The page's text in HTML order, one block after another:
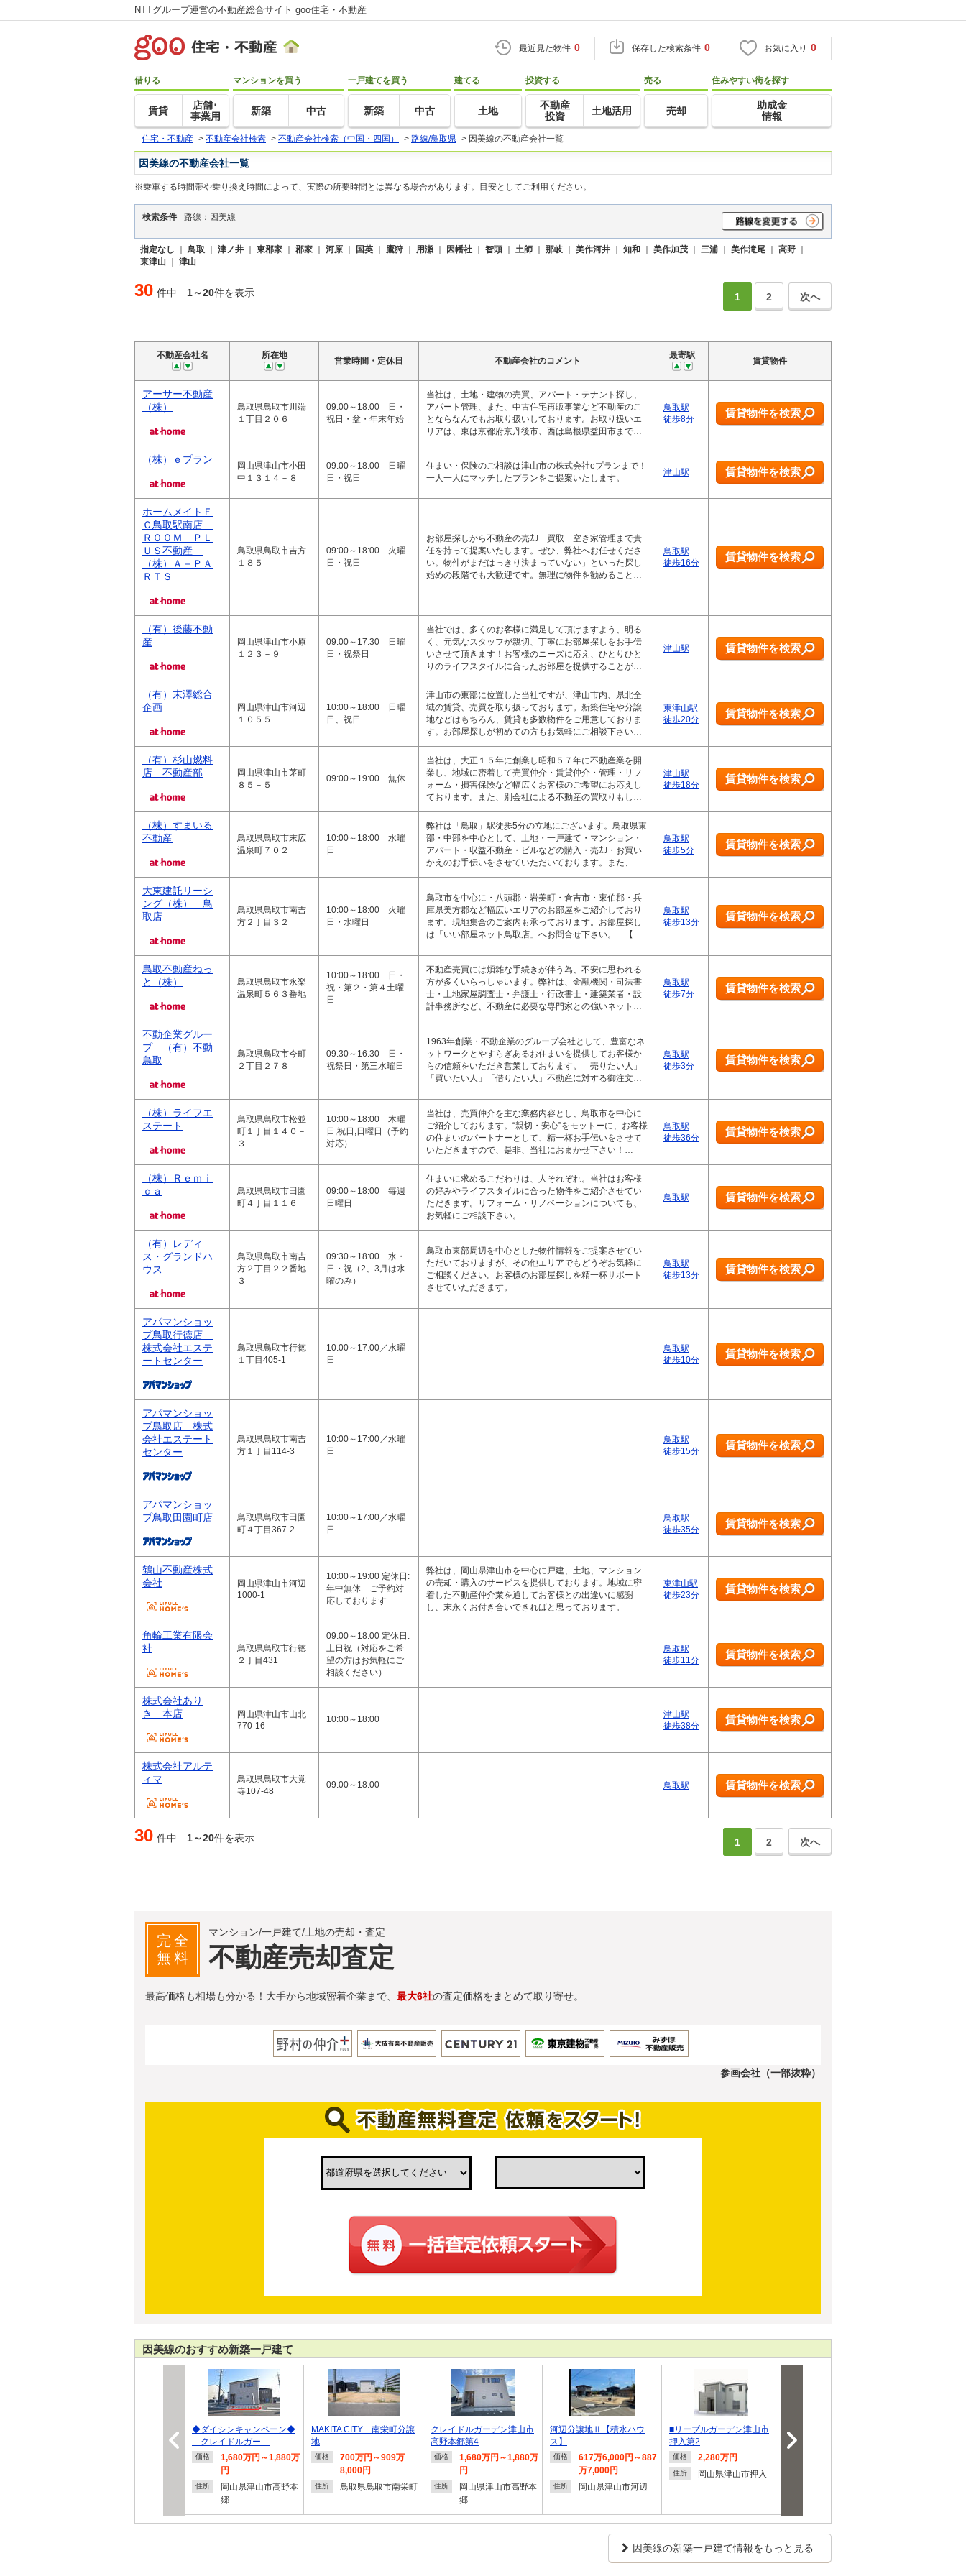
NTTグループ運営の不動産総合サイト goo住宅・不動産
最近見た物件 0 保存した検索条件 0 お気に入り 0
借りる
賃貸
店舗･
事業用
マンションを買う
新築 中古
一戸建てを買う
新築 中古
建てる
土地
投資する
不動産
投資
土地活用
売る
売却
住みやすい街を探す
助成金
情報
住宅・不動産 > 不動産会社検索 > 不動産会社検索（中国・四国） > 路線/鳥取県 > 因美線の不動産会社一覧
因美線の不動産会社一覧
※乗車する時間帯や乗り換え時間によって、実際の所要時間とは異なる場合があります。目安としてご利用ください。
検索条件 路線：因美線
指定なし ｜ 鳥取 ｜ 津ノ井 ｜ 東郡家 ｜ 郡家 ｜ 河原 ｜ 国英 ｜ 鷹狩 ｜ 用瀬 ｜ 因幡社 ｜ 智頭 ｜ 土師 ｜ 那岐 ｜ 美作河井 ｜ 知和 ｜ 美作加茂 ｜ 三浦 ｜ 美作滝尾 ｜ 高野 ｜
東津山 ｜ 津山
30 件中 1～20件を表示 1 2 次へ
不動産会社名 所在地
営業時間・定休日 不動産会社のコメント
最寄駅
賃貸物件
アーサー不動産
（株）
鳥取県鳥取市川端
１丁目２０６
09:00～18:00 日・
祝日・盆・年末年始
当社は、土地・建物の売買、アパート・テナント探し、
アパート管理、また、中古住宅再販事業など不動産のこ
とならなんでもお取り扱いしております。お取り扱いエ
リアは、東は京都府京丹後市、西は島根県益田市まで…
鳥取駅
徒歩8分
賃貸物件を検索
（株）ｅプラン
岡山県津山市小田
中１３１４－８
09:00～18:00 日曜
日・祝日
住まい・保険のご相談は津山市の株式会社eプランまで！
一人一人にマッチしたプランをご提案いたします。
津山駅 賃貸物件を検索
ホームメイトＦ
Ｃ鳥取駅南店
ＲＯＯＭ ＰＬ
ＵＳ不動産
（株）Ａ－ＰＡ
ＲＴＳ
鳥取県鳥取市吉方
１８５
09:00～18:00 火曜
日・祝日
お部屋探しから不動産の売却 買取 空き家管理まで責
任を持って提案いたします。ぜひ、弊社へお任せくださ
い。物件がまだはっきり決まっていない」といった探し
始めの段階でも大歓迎です。無理に物件を勧めること…
鳥取駅
徒歩16分
賃貸物件を検索
（有）後藤不動
産
岡山県津山市小原
１２３－９
09:00～17:30 日曜
日・祝祭日
当社では、多くのお客様に満足して頂けますよう、明る
く、元気なスタッフが親切、丁寧にお部屋探しをお手伝
いさせて頂きます！お客様のニーズに応え、ひとりひと
りのライフスタイルに合ったお部屋を提供することが…
津山駅 賃貸物件を検索
（有）末澤総合
企画
岡山県津山市河辺
１０５５
10:00～18:00 日曜
日、祝日
津山市の東部に位置した当社ですが、津山市内、県北全
域の賃貸、売買を取り扱っております。新築住宅や分譲
地などはもちろん、賃貸も多数物件をご用意しておりま
す。お部屋探しが初めての方もお気軽にご相談下さい…
東津山駅
徒歩20分
賃貸物件を検索
（有）杉山燃料
店 不動産部
岡山県津山市茅町
８５－５
09:00～19:00 無休
当社は、大正１５年に創業し昭和５７年に不動産業を開
業し、地域に密着して売買仲介・賃貸仲介・管理・リフ
ォーム・損害保険など幅広くお客様のご希望にお応えし
ております。また、別会社による不動産の買取りもし…
津山駅
徒歩18分
賃貸物件を検索
（株）すまいる
不動産
鳥取県鳥取市末広
温泉町７０２
10:00～18:00 水曜
日
弊社は「鳥取」駅徒歩5分の立地にございます。鳥取県東
部・中部を中心として、土地・一戸建て・マンション・
アパート・収益不動産・ビルなどの購入・売却・お買い
かえのお手伝いをさせていただいております。また、…
鳥取駅
徒歩5分
賃貸物件を検索
大東建託リーシ
ング（株） 鳥
取店
鳥取県鳥取市南吉
方２丁目３２
10:00～18:00 火曜
日・水曜日
鳥取市を中心に・八頭郡・岩美町・倉吉市・東伯郡・兵
庫県美方郡など幅広いエリアのお部屋をご紹介しており
ます。現地集合のご案内も承っております。お部屋探し
は「いい部屋ネット鳥取店」へお問合せ下さい。 【…
鳥取駅
徒歩13分
賃貸物件を検索
鳥取不動産ねっ
と（株）
鳥取県鳥取市永楽
温泉町５６３番地
10:00～18:00 日・
祝・第２・第４土曜
日
不動産売買には煩雑な手続きが伴う為、不安に思われる
方が多くいらっしゃいます。弊社は、金融機関・司法書
士・土地家屋調査士・弁護士・行政書士・建築業者・設
計事務所など、不動産に必要な専門家との強いネット…
鳥取駅
徒歩7分
賃貸物件を検索
不動企業グルー
プ （有）不動
鳥取
鳥取県鳥取市今町
２丁目２７８
09:30～16:30 日・
祝祭日・第三水曜日
1963年創業・不動企業のグループ会社として、豊富なネ
ットワークとやすらぎあるお住まいを提供してお客様か
らの信頼をいただき営業しております。「売りたい人」
「買いたい人」「借りたい人」不動産に対する御注文…
鳥取駅
徒歩3分
賃貸物件を検索
（株）ライフエ
ステート
鳥取県鳥取市松並
町１丁目１４０－
３
10:00～18:00 木曜
日,祝日,日曜日（予約
対応）
当社は、売買仲介を主な業務内容とし、鳥取市を中心に
ご紹介しております。“親切・安心”をモットーに、お客様
の住まいのパートナーとして、精一杯お手伝いをさせて
いただきますので、是非、当社におまかせ下さい！…
鳥取駅
徒歩36分
賃貸物件を検索
（株）Ｒｅｍｉ
ｃａ
鳥取県鳥取市田園
町４丁目１１６
09:00～18:00 毎週
日曜日
住まいに求めるこだわりは、人それぞれ。当社はお客様
の好みやライフスタイルに合った物件をご紹介させてい
ただきます。リフォーム・リノベーションについても、
お気軽にご相談下さい。
鳥取駅 賃貸物件を検索
（有）レディ
ス・グランドハ
ウス
鳥取県鳥取市南吉
方２丁目２２番地
３
09:30～18:00 水・
日・祝（2、3月は水
曜のみ）
鳥取市東部周辺を中心とした物件情報をご提案させてい
ただいておりますが、その他エリアでもどうぞお気軽に
ご相談ください。お客様のお部屋探しを精一杯サポート
させていただきます。
鳥取駅
徒歩13分
賃貸物件を検索
アパマンショッ
プ鳥取行徳店
株式会社エステ
ートセンター
鳥取県鳥取市行徳
１丁目405-1
10:00～17:00／水曜
日
鳥取駅
徒歩10分
賃貸物件を検索
アパマンショッ
プ鳥取店 株式
会社エステート
センター
鳥取県鳥取市南吉
方１丁目114-3
10:00～17:00／水曜
日
鳥取駅
徒歩15分
賃貸物件を検索
アパマンショッ
プ鳥取田園町店
鳥取県鳥取市田園
町４丁目367-2
10:00～17:00／水曜
日
鳥取駅
徒歩35分
賃貸物件を検索
鶴山不動産株式
会社
岡山県津山市河辺
1000-1
10:00～19:00 定休日:
年中無休 ご予約対
応しております
弊社は、岡山県津山市を中心に戸建、土地、マンション
の売却・購入のサービスを提供しております。地域に密
着した不動産仲介業を通してお客様との出逢いに感謝
し、末永くお付き合いできればと思っております。
東津山駅
徒歩23分
賃貸物件を検索
角輪工業有限会
社
鳥取県鳥取市行徳
２丁目431
09:00～18:00 定休日:
土日祝（対応をご希
望の方はお気軽にご
相談ください）
鳥取駅
徒歩11分
賃貸物件を検索
株式会社あり
き 本店
岡山県津山市山北
770-16
10:00～18:00
津山駅
徒歩38分
賃貸物件を検索
株式会社アルテ
ィマ
鳥取県鳥取市大覚
寺107-48
09:00～18:00 鳥取駅 賃貸物件を検索
30 件中 1～20件を表示 1 2 次へ
完全
無料
マンション/一戸建て/土地の売却・査定
不動産売却査定
最高価格も相場も分かる！大手から地域密着企業まで、 最大6社の査定価格をまとめて取り寄せ。
参画会社（一部抜粋）
因美線のおすすめ新築一戸建て
◆ダイシンキャンペーン◆
クレイドルガー…
価格
1,680万円～1,880万
円
住所
岡山県津山市高野本
郷
MAKITA CITY 南栄町分譲
地
価格
700万円～909万
8,000円
住所 鳥取県鳥取市南栄町
クレイドルガーデン津山市
高野本郷第4
価格
1,680万円～1,880万
円
住所
岡山県津山市高野本
郷
河辺分譲地Ⅱ【積水ハウ
ス】
価格
617万6,000円～887
万7,000円
住所 岡山県津山市河辺
■リーブルガーデン津山市
押入第2
価格 2,280万円
住所 岡山県津山市押入
因美線の新築一戸建て情報をもっと見る